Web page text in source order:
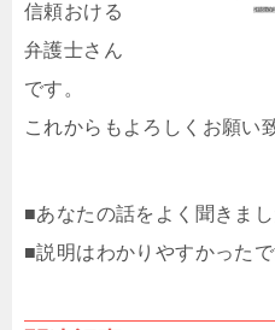
信頼おける
弁護士さん
です。
これからもよろしくお願い
■あなたの話をよく聞きま
■説明はわかりやすかった